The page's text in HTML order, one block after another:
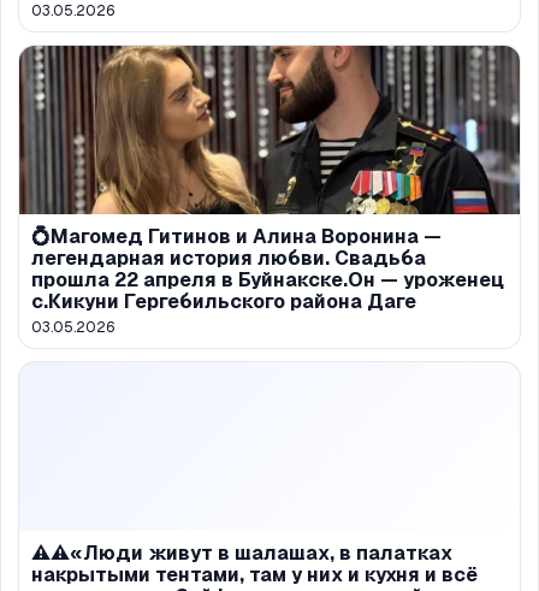
03.05.2026
💍Магомед Гитинов и Алина Воронина —
легендарная история любви. Свадьба
прошла 22 апреля в Буйнакске.Он — уроженец
с.Кикуни Гергебильского района Даге
03.05.2026
⚠️⚠️«Люди живут в шалашах, в палатках
накрытыми тентами, там у них и кухня и всё